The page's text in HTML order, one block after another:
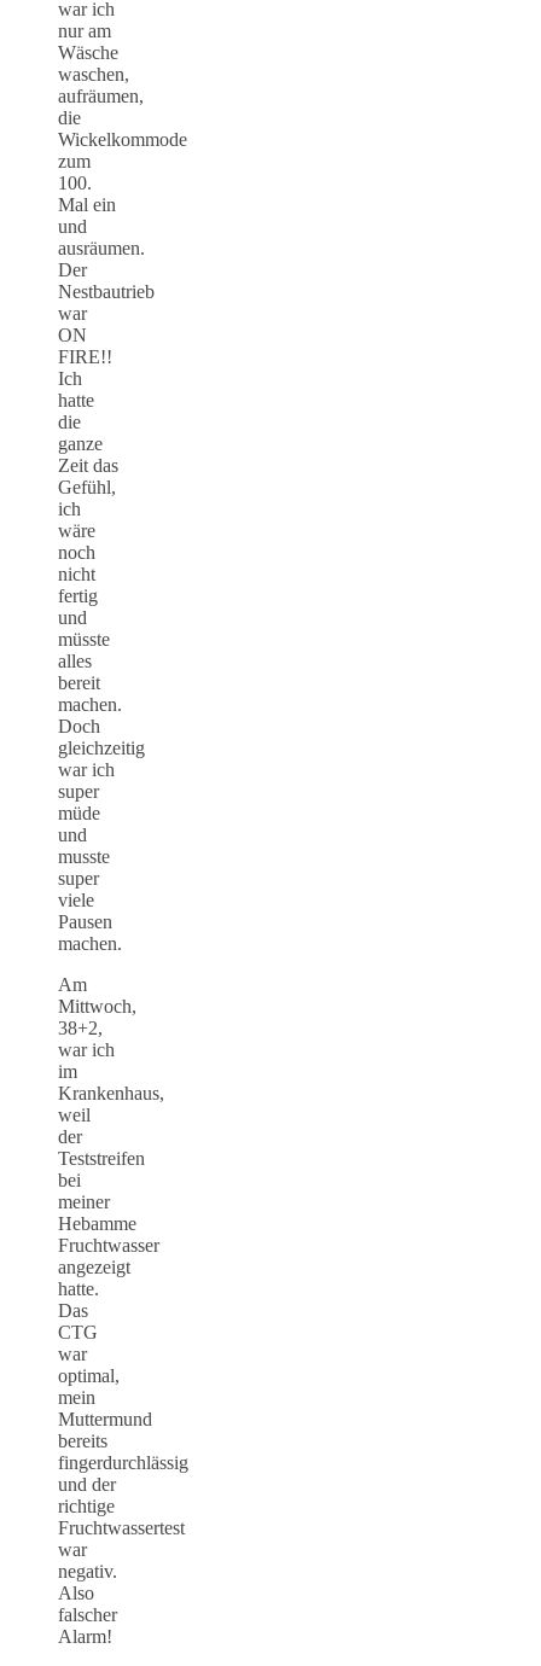
war ich
nur am
Wäsche
waschen,
aufräumen,
die
Wickelkommode
zum
100.
Mal ein
und
ausräumen.
Der
Nestbautrieb
war
ON
FIRE!!
Ich
hatte
die
ganze
Zeit das
Gefühl,
ich
wäre
noch
nicht
fertig
und
müsste
alles
bereit
machen.
Doch
gleichzeitig
war ich
super
müde
und
musste
super
viele
Pausen
machen.
Am
Mittwoch,
38+2,
war ich
im
Krankenhaus,
weil
der
Teststreifen
bei
meiner
Hebamme
Fruchtwasser
angezeigt
hatte.
Das
CTG
war
optimal,
mein
Muttermund
bereits
fingerdurchlässig
und der
richtige
Fruchtwassertest
war
negativ.
Also
falscher
Alarm!